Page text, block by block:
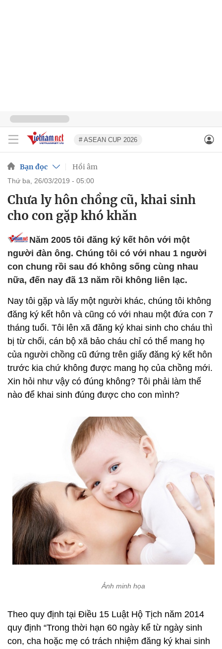
# ASEAN CUP 2026
Bạn đọc Hồi âm
thứ ba, 26/03/2019 - 05:00
Chưa ly hôn chồng cũ, khai sinh
cho con gặp khó khăn
Năm 2005 tôi đăng ký kết hôn với một
người đàn ông. Chúng tôi có với nhau 1 người
con chung rồi sau đó không sống cùng nhau
nữa, đến nay đã 13 năm rồi không liên lạc.
Nay tôi gặp và lấy một người khác, chúng tôi không
đăng ký kết hôn và cũng có với nhau một đứa con 7
tháng tuổi. Tôi lên xã đăng ký khai sinh cho cháu thì
bị từ chối, cán bộ xã bảo cháu chỉ có thể mang họ
của người chồng cũ đứng trên giấy đăng ký kết hôn
trước kia chứ không được mang họ của chồng mới.
Xin hỏi như vậy có đúng không? Tôi phải làm thế
nào để khai sinh đúng được cho con mình?
Ảnh minh họa
Theo quy định tại Điều 15 Luật Hộ Tịch năm 2014
quy định “Trong thời hạn 60 ngày kể từ ngày sinh
con, cha hoặc mẹ có trách nhiệm đăng ký khai sinh